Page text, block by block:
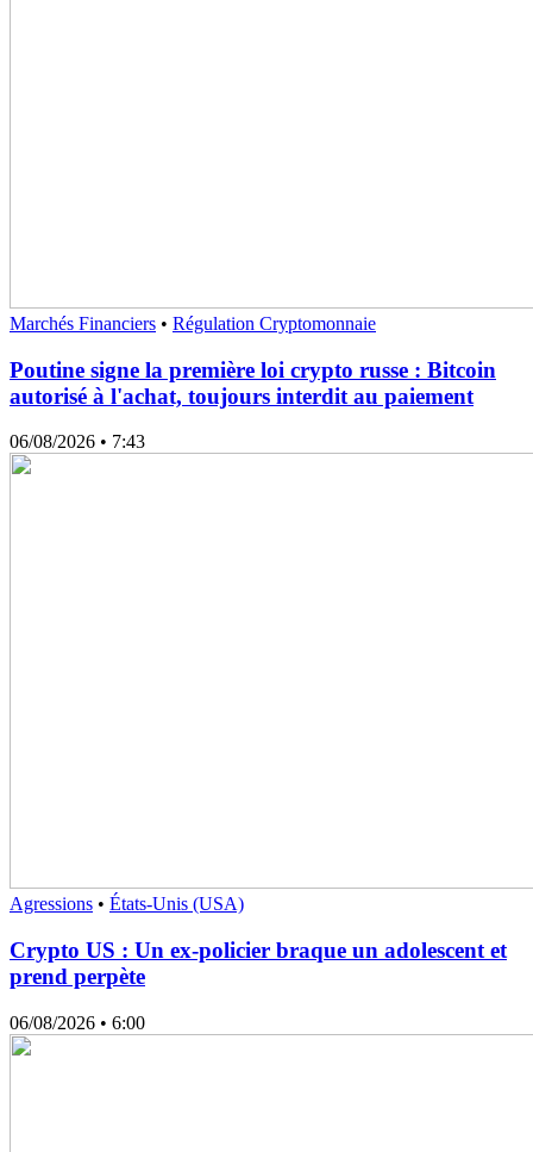
Marchés Financiers • Régulation Cryptomonnaie
Poutine signe la première loi crypto russe : Bitcoin
autorisé à l'achat, toujours interdit au paiement
06/08/2026 • 7:43
Agressions • États-Unis (USA)
Crypto US : Un ex-policier braque un adolescent et
prend perpète
06/08/2026 • 6:00